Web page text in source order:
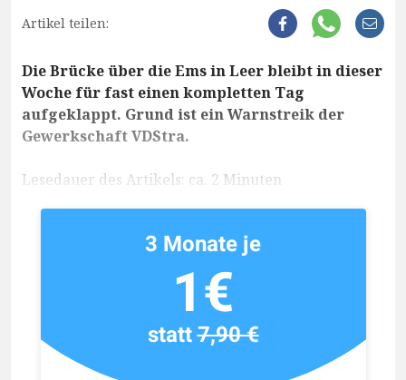
Artikel teilen:
Die Brücke über die Ems in Leer bleibt in dieser
Woche für fast einen kompletten Tag
aufgeklappt. Grund ist ein Warnstreik der
Gewerkschaft VDStra.
Lesedauer des Artikels: ca. 2 Minuten
3 Monate je
1€
statt7,90 €